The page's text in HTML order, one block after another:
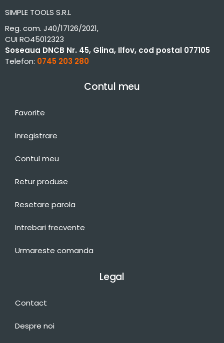
SIMPLE TOOLS S.R.L
Reg. com. J40/17126/2021,
CUI RO45012323
Soseaua DNCB Nr. 45, Glina, Ilfov, cod postal 077105
Telefon: 0745 203 280
Contul meu
Favorite
Inregistrare
Contul meu
Retur produse
Resetare parola
Intrebari frecvente
Urmareste comanda
Legal
Contact
Despre noi